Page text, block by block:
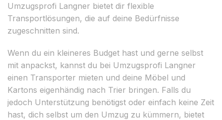
Umzugsprofi Langner bietet dir flexible
Transportlösungen, die auf deine Bedürfnisse
zugeschnitten sind.
Wenn du ein kleineres Budget hast und gerne selbst
mit anpackst, kannst du bei Umzugsprofi Langner
einen Transporter mieten und deine Möbel und
Kartons eigenhändig nach Trier bringen. Falls du
jedoch Unterstützung benötigst oder einfach keine Zeit
hast, dich selbst um den Umzug zu kümmern, bietet